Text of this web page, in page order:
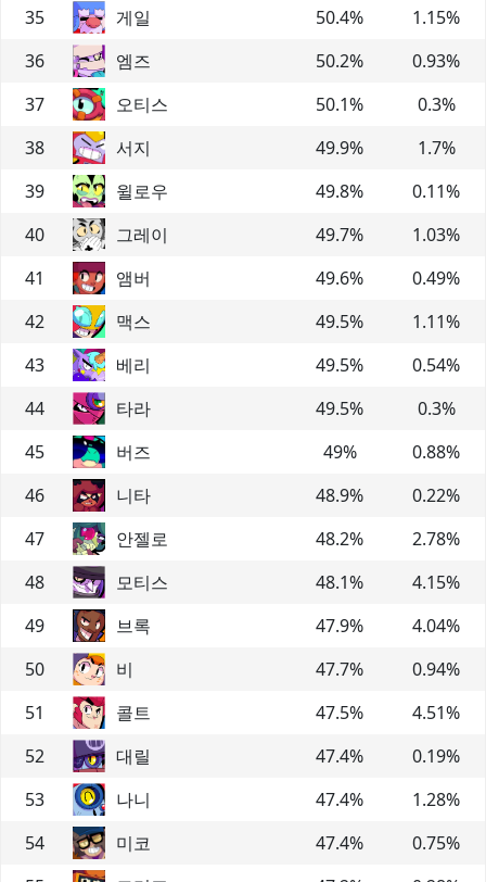
35 게일 50.4% 1.15%
36
엠즈 50.2% 0.93%
37
오티스 50.1% 0.3%
38
서지 49.9% 1.7%
39
윌로우 49.8% 0.11%
40
그레이 49.7% 1.03%
41
앰버 49.6% 0.49%
42
맥스 49.5% 1.11%
43
베리 49.5% 0.54%
44
타라 49.5% 0.3%
45
버즈 49% 0.88%
46
니타 48.9% 0.22%
47
안젤로 48.2% 2.78%
48
모티스 48.1% 4.15%
49
브록 47.9% 4.04%
50
비 47.7% 0.94%
51
콜트 47.5% 4.51%
52
대릴 47.4% 0.19%
53
나니 47.4% 1.28%
54
미코 47.4% 0.75%